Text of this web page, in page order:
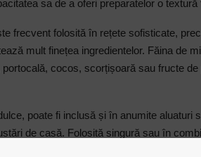
sa de a oferi preparatelor o
frecvent folosită în rețete sofisticate,
mult finețea ingredientelor. Făina de
portocală, cocos, scorțișoară sau fructe
poate fi inclusă și în anumite
de casă. Folosită singură sau în
calitatea și personalitatea preparatului